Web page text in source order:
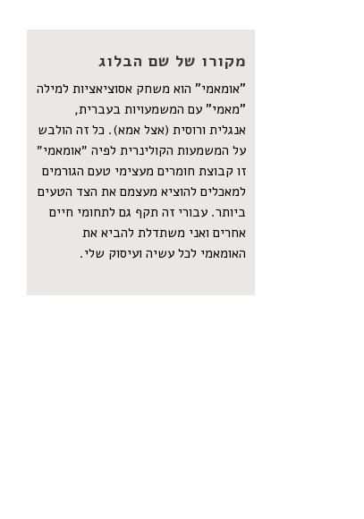
מקורו של שם הבלוג
"אומאמי" הוא משחק אסוציאציות למילה
"מאמי" עם המשמעויות בעברית,
אנגלית ורוסית (אצל אמא). כל זה הולבש
על המשמעות הקולינרית לפיה ״אומאמי״
זו קבוצת חומרים מעצימי טעם הגורמים
למאכלים להוציא מעצמם את הצד הטעים
ביותר. עבורי זה תקף גם לתחומי חיים
אחרים ואני משתדלת להביא את
האומאמי לכל עשיה ועיסוק שלי.